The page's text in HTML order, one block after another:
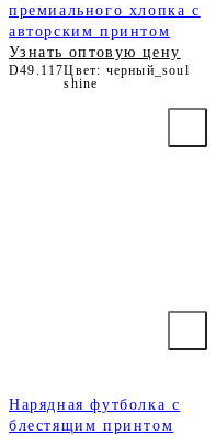
премиального хлопка с
авторским принтом
Узнать оптовую цену
D49.117Цвет: черный_soul
shine
Нарядная футболка с
блестящим принтом